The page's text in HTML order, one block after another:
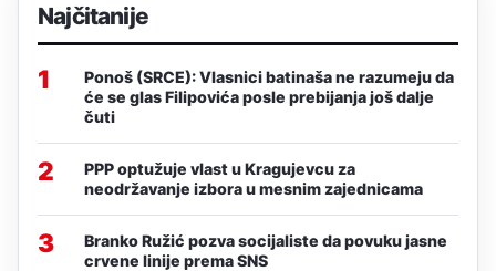
Najčitanije
1
Ponoš (SRCE): Vlasnici batinaša ne razumeju da
će se glas Filipovića posle prebijanja još dalje
čuti
2
PPP optužuje vlast u Kragujevcu za
neodržavanje izbora u mesnim zajednicama
3
Branko Ružić pozva socijaliste da povuku jasne
crvene linije prema SNS